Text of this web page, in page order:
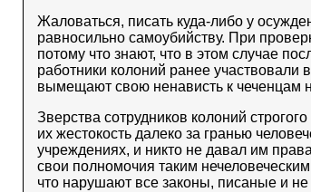
Жаловаться, писать куда-либо у
равносильно самоубийству. При
потому что знают, что в этом случае
работники колоний ранее участвовали
вымещают свою ненависть к чеченцам
Зверства сотрудников колоний
их жестокость далеко за гранью
учреждениях, и никто не давал им
свои полномочия таким
что нарушают все законы, писаные и